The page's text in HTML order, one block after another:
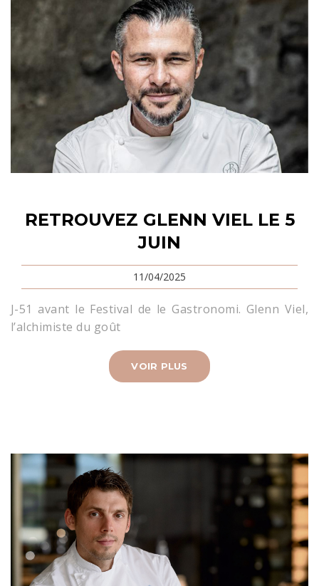
RETROUVEZ GLENN VIEL LE 5
JUIN
11/04/2025
J-51 avant le Festival de le Gastronomi. Glenn Viel,
l’alchimiste du goût
VOIR PLUS